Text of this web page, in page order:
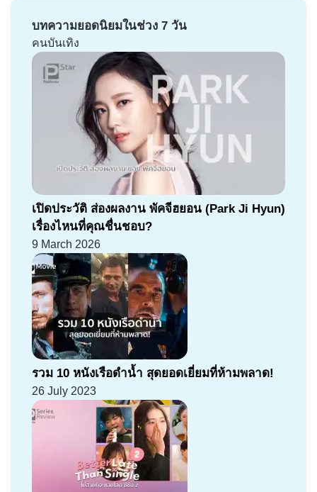
บทความยอดนิยมในช่วง 7 วัน
คนบันเทิง
เปิดประวัติ ส่องผลงาน พัคจีฮยอน (Park Ji Hyun)
เรื่องไหนที่คุณชื่นชอบ?
9 March 2026
รวม 10 หนังเรือดำน้ำ สุดยอดเยี่ยมที่ห้ามพลาด!
26 July 2023